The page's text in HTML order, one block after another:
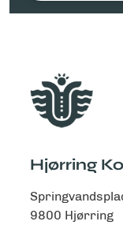
Hjørring
9800 Hjørring